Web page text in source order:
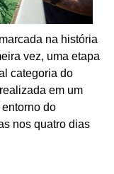
na história
vez, uma etapa
categoria do
em um
do
nos quatro dias